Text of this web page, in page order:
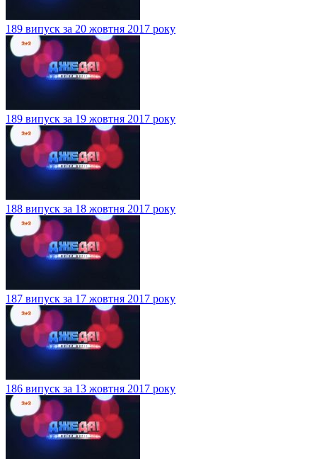
189 випуск за 20 жовтня 2017 року
189 випуск за 19 жовтня 2017 року
188 випуск за 18 жовтня 2017 року
187 випуск за 17 жовтня 2017 року
186 випуск за 13 жовтня 2017 року